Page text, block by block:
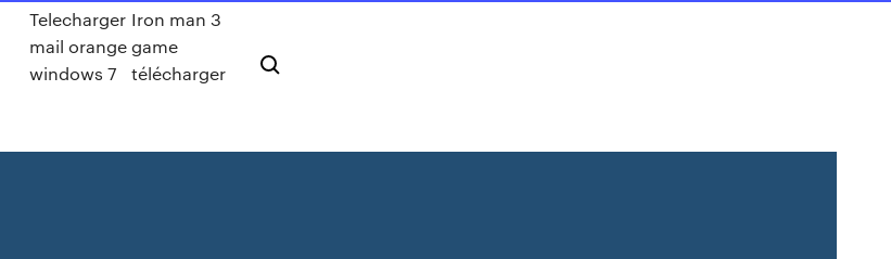
Telecharger
mail orange
windows 7
Iron man 3
game
télécharger